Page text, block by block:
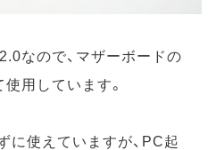
なので、マザーボードの
用しています。
に使えていますが、PC起